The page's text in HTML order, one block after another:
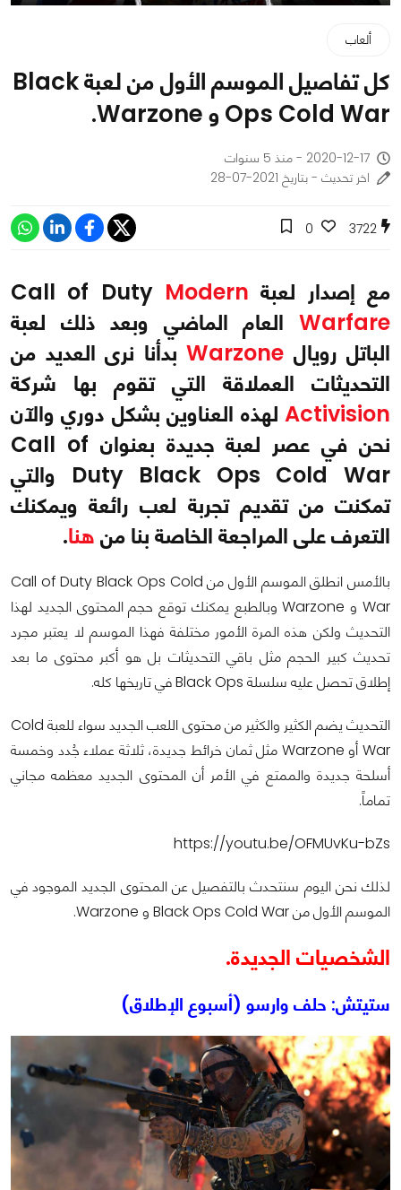
ألعاب
كل تفاصيل الموسم الأول من لعبة Black
Ops Cold War و Warzone.
2020-12-17 - منذ 5 سنوات
اخر تحديث - بتاريخ 2021-07-28
3722
0
مع إصدار لعبة Call of Duty Modern
Warfare العام الماضي وبعد ذلك لعبة
الباتل رويال Warzone بدأنا نرى العديد من
التحديثات العملاقة التي تقوم بها شركة
Activision لهذه العناوين بشكل دوري والآن
نحن في عصر لعبة جديدة بعنوان Call of
Duty Black Ops Cold War والتي
تمكنت من تقديم تجربة لعب رائعة ويمكنك
التعرف على المراجعة الخاصة بنا من هنا.
بالأمس انطلق الموسم الأول من Call of Duty Black Ops Cold
War و Warzone وبالطبع يمكنك توقع حجم المحتوى الجديد لهذا
التحديث ولكن هذه المرة الأمور مختلفة فهذا الموسم لا يعتبر مجرد
تحديث كبير الحجم مثل باقي التحديثات بل هو أكبر محتوى ما بعد
إطلاق تحصل عليه سلسلة Black Ops في تاريخها كله.
التحديث يضم الكثير والكثير من محتوى اللعب الجديد سواء للعبة Cold
War أو Warzone مثل ثمان خرائط جديدة، ثلاثة عملاء جُدد وخمسة
أسلحة جديدة والممتع في الأمر أن المحتوى الجديد معظمه مجاني
تماماً.
https://youtu.be/OFMUvKu-bZs
لذلك نحن اليوم سنتحدث بالتفصيل عن المحتوى الجديد الموجود في
الموسم الأول من Black Ops Cold War و Warzone.
الشخصيات الجديدة.
ستيتش: حلف وارسو (أسبوع الإطلاق)